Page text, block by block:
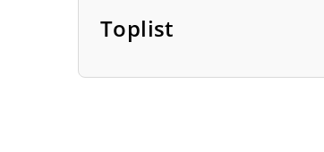
Toplist